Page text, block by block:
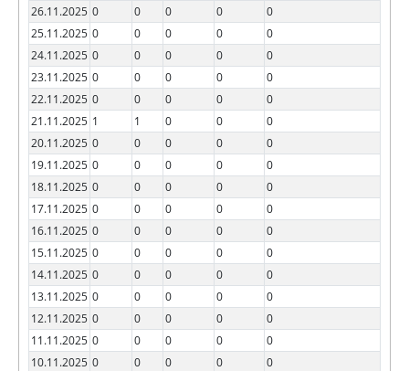
26.11.2025 0 0 0 0
0
25.11.2025 0 0 0 0
0
24.11.2025 0 0 0 0
0
23.11.2025 0 0 0 0
0
22.11.2025 0 0 0 0
0
21.11.2025 1 1 0 0
0
20.11.2025 0 0 0 0
0
19.11.2025 0 0 0 0
0
18.11.2025 0 0 0 0
0
17.11.2025 0 0 0 0
0
16.11.2025 0 0 0 0
0
15.11.2025 0 0 0 0
0
14.11.2025 0 0 0 0
0
13.11.2025 0 0 0 0
0
12.11.2025 0 0 0 0
0
11.11.2025 0 0 0 0
0
10.11.2025 0 0 0 0
0